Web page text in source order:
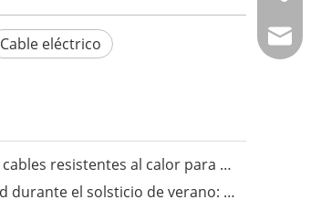
Cable eléctrico
Fongming Cable丨La guía definitiva sobre cables resistentes al calor para aplicaciones industriales
Fongming Cable丨Preservación de la salud durante el solsticio de verano: sigue las tres estaciones y disfruta de una vida saludable